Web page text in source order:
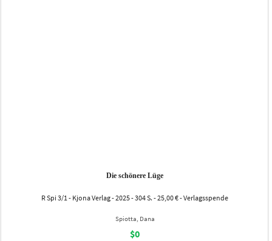
Die schönere Lüge
R Spi 3/1 - Kjona Verlag - 2025 - 304 S. - 25,00 € - Verlagsspende
Spiotta, Dana
$0